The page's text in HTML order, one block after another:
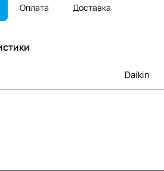
Оплата Доставка
Daikin